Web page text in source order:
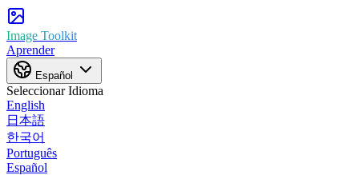
Image Toolkit
Aprender
Español
Seleccionar Idioma
English
日本語
한국어
Português
Español